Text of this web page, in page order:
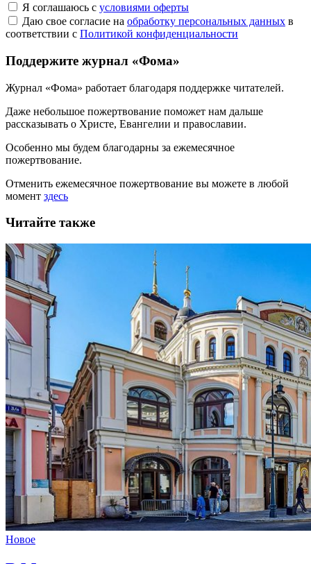
Я соглашаюсь с условиями оферты
Даю свое согласие на обработку персональных данных в
соответствии с Политикой конфиденциальности
Поддержите журнал «Фома»
Журнал «Фома» работает благодаря поддержке читателей.
Даже небольшое пожертвование поможет нам дальше
рассказывать о Христе, Евангелии и православии.
Особенно мы будем благодарны за ежемесячное
пожертвование.
Отменить ежемесячное пожертвование вы можете в любой
момент здесь
Читайте также
Новое